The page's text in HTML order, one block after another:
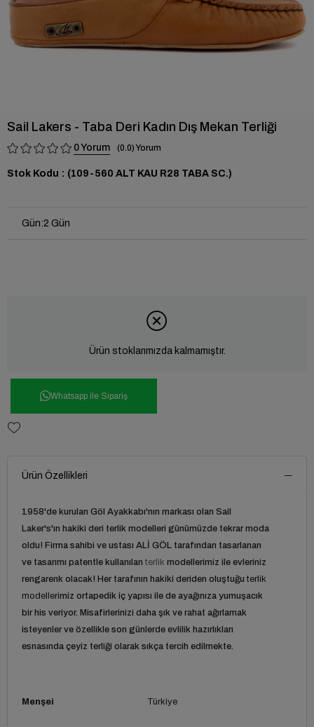
Sail Lakers - Taba Deri Kadın Dış Mekan Terliği
0 0.0
Stok Kodu (109-560 ALT KAU R28 TABA SC.)
Gün:2 Gün
Ürün stoklarımızda kalmamıştır.
Whatsapp ile Sipariş
Ürün Özellikleri
1958'de kurulan Göl Ayakkabı'nın markası olan Sail
Laker's'ın hakiki deri terlik modelleri günümüzde tekrar moda
oldu! Firma sahibi ve ustası ALİ GÖL tarafından tasarlanan
ve tasarımı patentle kullanılan terlik modellerimiz ile evleriniz
rengarenk olacak! Her tarafının hakiki deriden oluştuğu terlik
modellerimiz ortapedik iç yapısı ile de ayağınıza yumuşacık
bir his veriyor. Misafirlerinizi daha şık ve rahat ağırlamak
isteyenler ve özellikle son günlerde evlilik hazırlıkları
esnasında çeyiz terliği olarak sıkça tercih edilmekte.
Menşei Türkiye